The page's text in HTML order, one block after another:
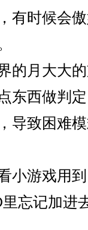
有时候会
的月大大
东西做判
，导致困
小游戏用
忘记加进